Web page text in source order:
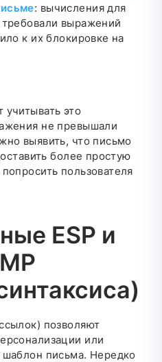
: вычисления для
выражений
к их блокировке на
это
не превышали
выявить, что письмо
более простую
пользователя
ESP и
позволяют
или
письма. Нередко